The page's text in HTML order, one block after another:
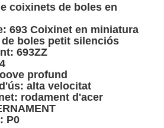
coixinets de boles en
693 Coixinet en miniatura
boles petit silenciós
693ZZ
profund
alta velocitat
rodament d'acer
P0